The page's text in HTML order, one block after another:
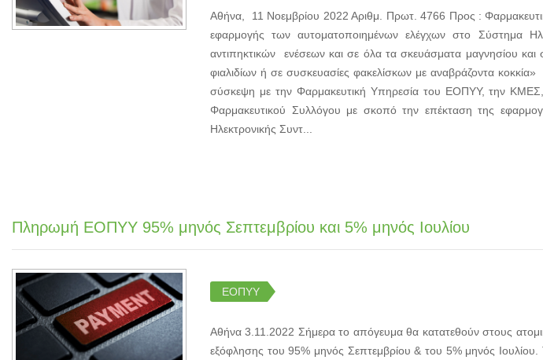
Αθήνα, 11 Νοεμβρίου 2022 Αριθμ. Πρωτ. 4766 Προς :
εφαρμογής των αυτοματοποιημένων ελέγχων στο Σύστημα
αντιπηκτικών ενέσεων και σε όλα τα σκευάσματα μαγνησίου
φιαλιδίων ή σε συσκευασίες φακελίσκων με αναβράζοντα
σύσκεψη με την Φαρμακευτική Υπηρεσία του ΕΟΠΥΥ, την
Φαρμακευτικού Συλλόγου με σκοπό την επέκταση της
Ηλεκτρονικής Συντ...
Πληρωμή ΕΟΠΥΥ 95% μηνός Σεπτεμβρίου και 5% μηνός Ιουλίου
ΕΟΠΥΥ
Αθήνα 3.11.2022 Σήμερα το απόγευμα θα κατατεθούν στους
εξόφλησης του 95% μηνός Σεπτεμβρίου & του 5% μηνός Ιουλίου.